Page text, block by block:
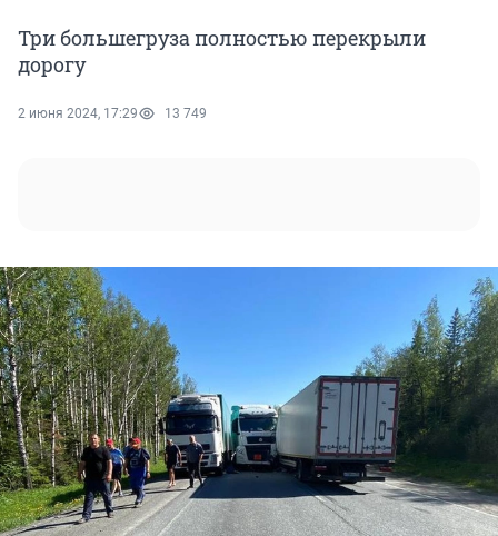
Три большегруза полностью перекрыли
дорогу
2 июня 2024, 17:29 13 749